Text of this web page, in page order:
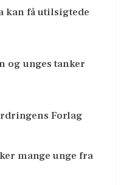
kan få utilsigtede
og unges tanker
Forlag
mange unge fra